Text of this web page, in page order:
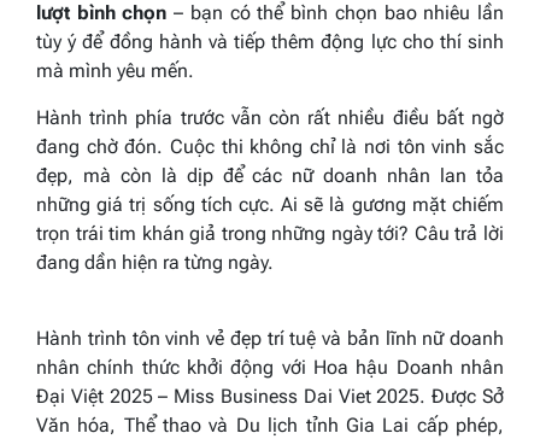
lượt bình chọn – bạn có thể bình chọn bao nhiêu lần
tùy ý để đồng hành và tiếp thêm động lực cho thí sinh
mà mình yêu mến.
Hành trình phía trước vẫn còn rất nhiều điều bất ngờ
đang chờ đón. Cuộc thi không chỉ là nơi tôn vinh sắc
đẹp, mà còn là dịp để các nữ doanh nhân lan tỏa
những giá trị sống tích cực. Ai sẽ là gương mặt chiếm
trọn trái tim khán giả trong những ngày tới? Câu trả lời
đang dần hiện ra từng ngày.
Hành trình tôn vinh vẻ đẹp trí tuệ và bản lĩnh nữ doanh
nhân chính thức khởi động với Hoa hậu Doanh nhân
Đại Việt 2025 – Miss Business Dai Viet 2025. Được Sở
Văn hóa, Thể thao và Du lịch tỉnh Gia Lai cấp phép,